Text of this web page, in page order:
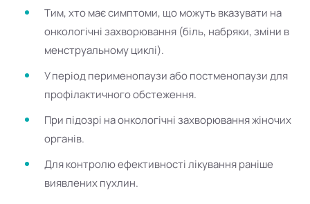
Тим, хто має симптоми, що можуть вказувати на
онкологічні захворювання (біль, набряки, зміни в
менструальному циклі).
У період перименопаузи або постменопаузи для
профілактичного обстеження.
При підозрі на онкологічні захворювання жіночих
органів.
Для контролю ефективності лікування раніше
виявлених пухлин.